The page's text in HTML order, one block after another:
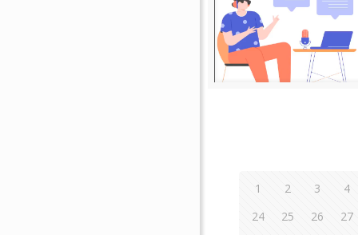
1 2 3
4
24
25 26
27